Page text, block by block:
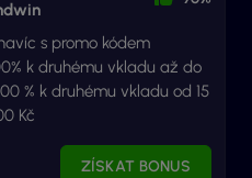
s promo kódem
k druhému vkladu až do
% k druhému vkladu od 15
Kč
ZÍSKAT BONUS